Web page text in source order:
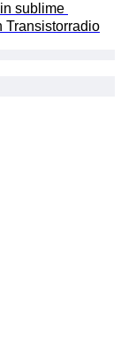
sublime
Transistorradio